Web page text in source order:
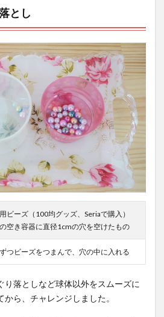
とし
ビーズ（100均グッズ、Seriaで購入）
の空き容器に直径1cmの穴を空けたもの
ずつビーズをつまんで、穴の中に入れる
り落としなど球体以外をスムーズに
ら、チャレンジしました。